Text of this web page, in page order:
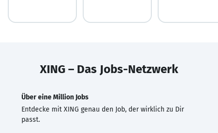
XING – Das Jobs-Netzwerk
Über eine Million Jobs
Entdecke mit XING genau den Job, der wirklich zu Dir
passt.